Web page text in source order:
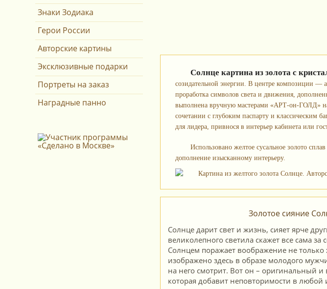
Знаки Зодиака
Герои России
Авторские картины
Эксклюзивные подарки
Портреты на заказ
Наградные панно
Солнце картина из золота с
созидательной энергии. В центре композиции —
проработка символов света и движения,
выполнена вручную мастерами «АРТ-он-ГОЛД» на
сочетании с глубоким паспарту и классическим
для лидера, привнося в интерьер кабинета или
Использовано желтое сусальное золото
дополнение изысканному интерьеру.
Золотое сияние
Солнце дарит свет и жизнь, сияет ярче
великолепного светила скажет все сама
Солнцем поражает воображение не
изображено здесь в образе молодого
на него смотрит. Вот он – оригинальный и
которая добавит неповторимости в любой